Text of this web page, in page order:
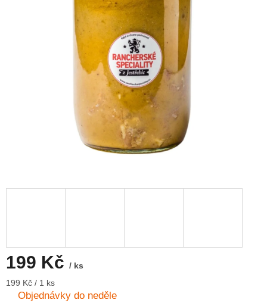
199 Kč / ks
Měrná
cena:
199 Kč / 1 ks
Objednávky do neděle